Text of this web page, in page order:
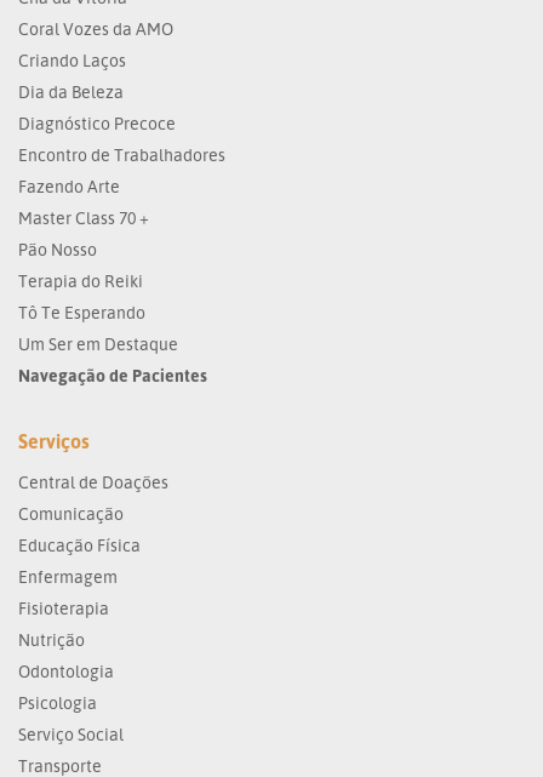
Coral Vozes da AMO
Criando Laços
Dia da Beleza
Diagnóstico Precoce
Encontro de Trabalhadores
Fazendo Arte
Master Class 70 +
Pão Nosso
Terapia do Reiki
Tô Te Esperando
Um Ser em Destaque
Navegação de Pacientes
Serviços
Central de Doações
Comunicação
Educação Física
Enfermagem
Fisioterapia
Nutrição
Odontologia
Psicologia
Serviço Social
Transporte